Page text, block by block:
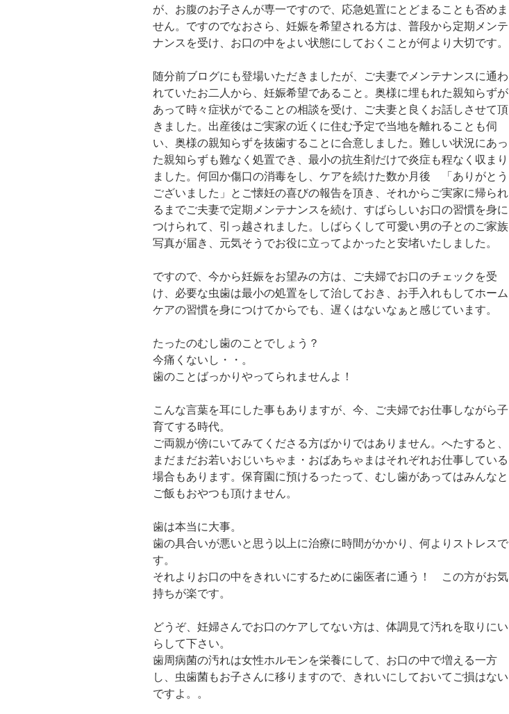
が、お腹のお子さんが専一ですので、応急処置にとどまることも否めま
せん。ですのでなおさら、妊娠を希望される方は、普段から定期メンテ
ナンスを受け、お口の中をよい状態にしておくことが何より大切です。
随分前ブログにも登場いただきましたが、ご夫妻でメンテナンスに通わ
れていたお二人から、妊娠希望であること。奥様に埋もれた親知らずが
あって時々症状がでることの相談を受け、ご夫妻と良くお話しさせて頂
きました。出産後はご実家の近くに住む予定で当地を離れることも伺
い、奥様の親知らずを抜歯することに合意しました。難しい状況にあっ
た親知らずも難なく処置でき、最小の抗生剤だけで炎症も程なく収まり
ました。何回か傷口の消毒をし、ケアを続けた数か月後 「ありがとう
ございました」とご懐妊の喜びの報告を頂き、それからご実家に帰られ
るまでご夫妻で定期メンテナンスを続け、すばらしいお口の習慣を身に
つけられて、引っ越されました。しばらくして可愛い男の子とのご家族
写真が届き、元気そうでお役に立ってよかったと安堵いたしました。
ですので、今から妊娠をお望みの方は、ご夫婦でお口のチェックを受
け、必要な虫歯は最小の処置をして治しておき、お手入れもしてホーム
ケアの習慣を身につけてからでも、遅くはないなぁと感じています。
たったのむし歯のことでしょう？
今痛くないし・・。
歯のことばっかりやってられませんよ！
こんな言葉を耳にした事もありますが、今、ご夫婦でお仕事しながら子
育てする時代。
ご両親が傍にいてみてくださる方ばかりではありません。へたすると、
まだまだお若いおじいちゃま・おばあちゃまはそれぞれお仕事している
場合もあります。保育園に預けるったって、むし歯があってはみんなと
ご飯もおやつも頂けません。
歯は本当に大事。
歯の具合いが悪いと思う以上に治療に時間がかかり、何よりストレスで
す。
それよりお口の中をきれいにするために歯医者に通う！ この方がお気
持ちが楽です。
どうぞ、妊婦さんでお口のケアしてない方は、体調見て汚れを取りにい
らして下さい。
歯周病菌の汚れは女性ホルモンを栄養にして、お口の中で増える一方
し、虫歯菌もお子さんに移りますので、きれいにしておいてご損はない
ですよ。。